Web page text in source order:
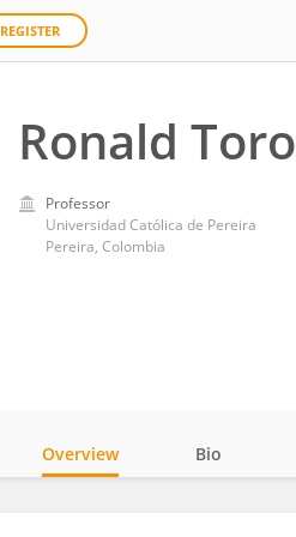
REGISTER
Ronald Toro
Professor
Universidad Católica de Pereira
Pereira, Colombia
Overview Bio